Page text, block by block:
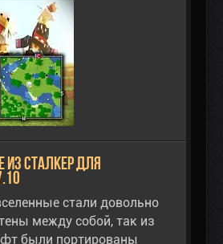
Сталкер для
стали довольно
между собой, так из
были портированы